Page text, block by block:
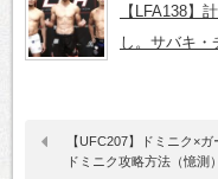
【LFA138】
し。サバキ
【UFC207】ドミニク×
ドミニク攻略方法（憶測）